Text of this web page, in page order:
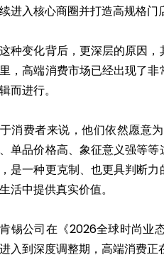
进入核心商圈并打造高规格门
种变化背后，更深层的原因
，高端消费市场已经出现了
而进行。
消费者来说，他们依然愿意
单品价格高、象征意义强等
是一种更克制、也更具判断
活中提供真实价值。
锡公司在《2026全球时尚业
入到深度调整期，高端消费正